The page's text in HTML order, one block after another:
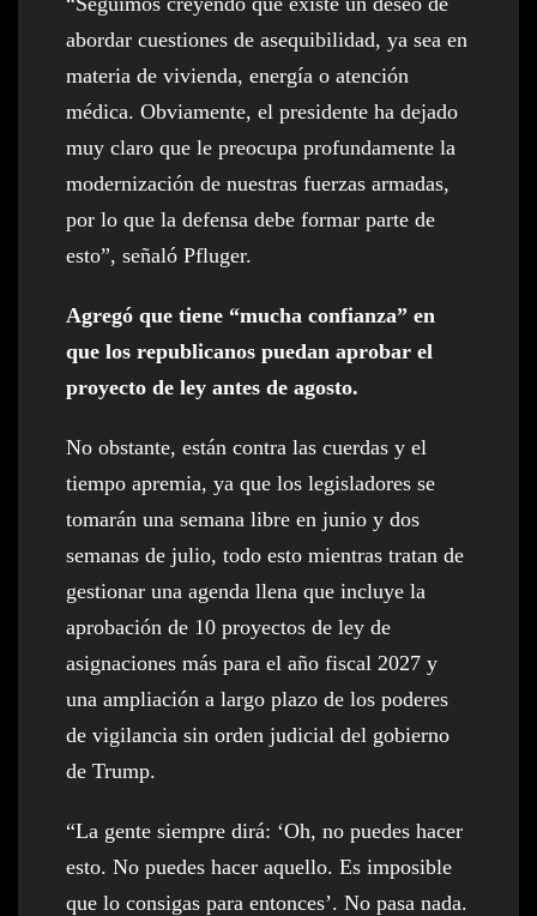
abordar cuestiones de asequibilidad, ya sea en
materia de vivienda, energía o atención
médica. Obviamente, el presidente ha dejado
muy claro que le preocupa profundamente la
modernización de nuestras fuerzas armadas,
por lo que la defensa debe formar parte de
esto”, señaló Pfluger.
Agregó que tiene “mucha confianza” en
que los republicanos puedan aprobar el
proyecto de ley antes de agosto.
No obstante, están contra las cuerdas y el
tiempo apremia, ya que los legisladores se
tomarán una semana libre en junio y dos
semanas de julio, todo esto mientras tratan de
gestionar una agenda llena que incluye la
aprobación de 10 proyectos de ley de
asignaciones más para el año fiscal 2027 y
una ampliación a largo plazo de los poderes
de vigilancia sin orden judicial del gobierno
de Trump.
“La gente siempre dirá: ‘Oh, no puedes hacer
esto. No puedes hacer aquello. Es imposible
que lo consigas para entonces’. No pasa nada.